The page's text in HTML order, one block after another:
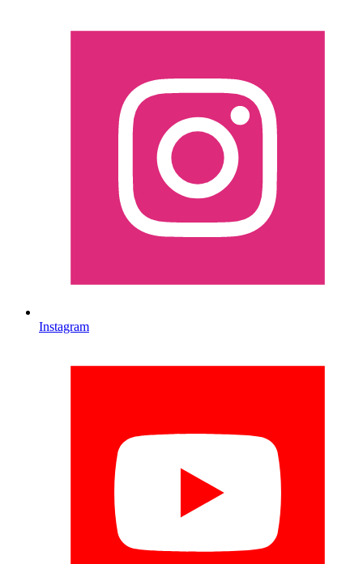
Instagram